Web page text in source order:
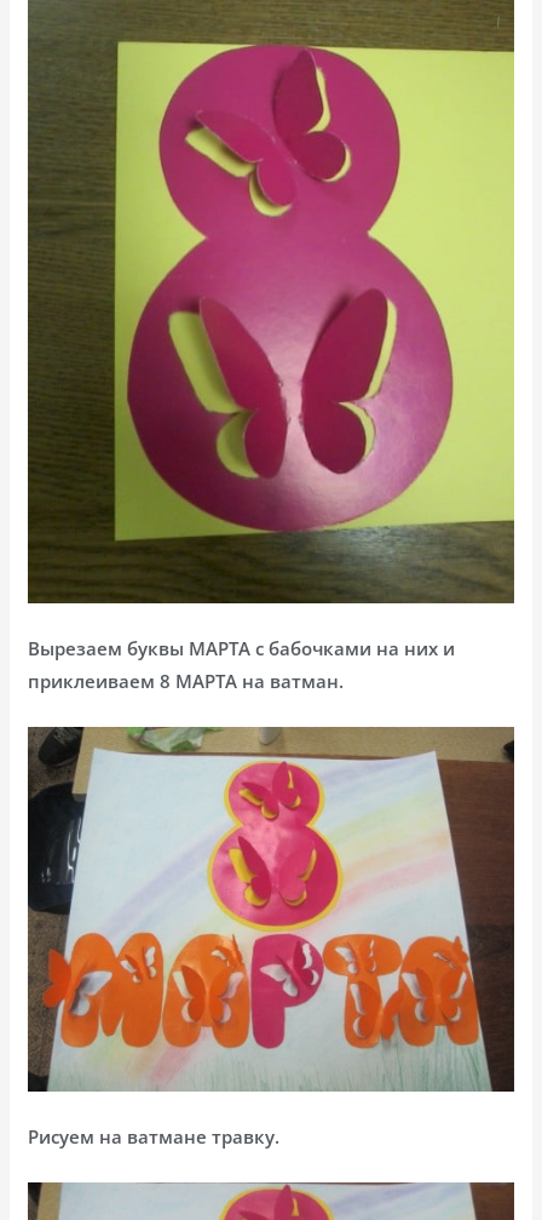
Вырезаем буквы МАРТА с бабочками на них и
приклеиваем 8 МАРТА на ватман.
Рисуем на ватмане травку.